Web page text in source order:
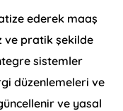
ederek maaş
ve pratik şekilde
sistemler
düzenlemeleri ve
ve yasal